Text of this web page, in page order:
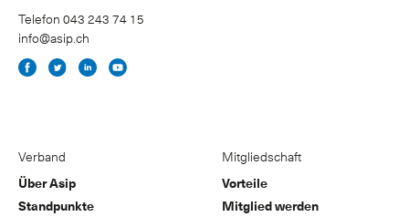
Telefon 043 243 74 15
info@asip.ch
Verband
Über Asip
Standpunkte
Mitgliedschaft
Vorteile
Mitglied werden